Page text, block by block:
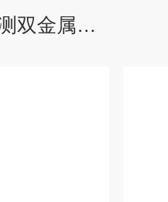
JL-WSS现场检测双金属温度计